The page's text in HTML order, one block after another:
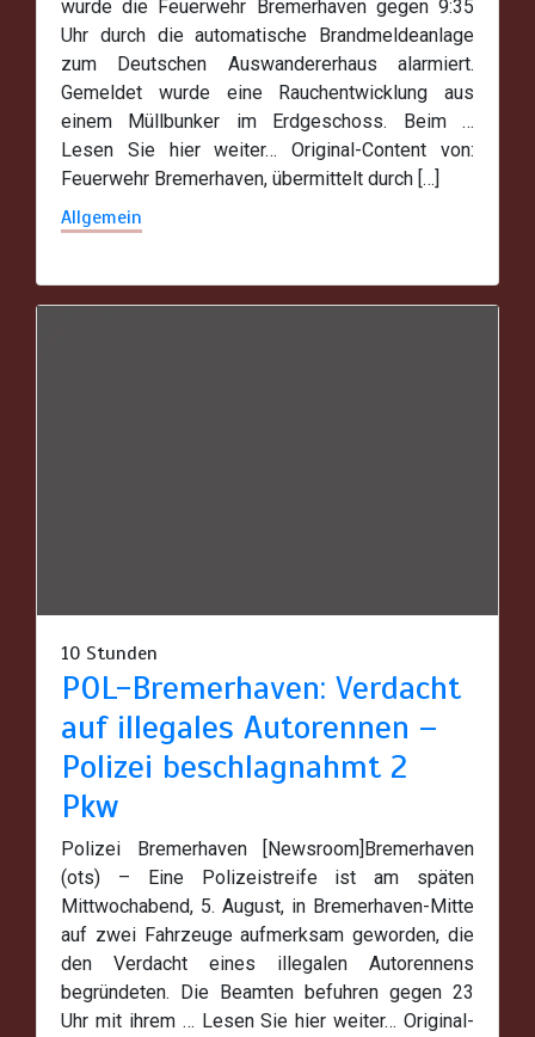
wurde die Feuerwehr Bremerhaven gegen 9:35
Uhr durch die automatische Brandmeldeanlage
zum Deutschen Auswandererhaus alarmiert.
Gemeldet wurde eine Rauchentwicklung aus
einem Müllbunker im Erdgeschoss. Beim …
Lesen Sie hier weiter… Original-Content von:
Feuerwehr Bremerhaven, übermittelt durch […]
Allgemein
10 Stunden
POL-Bremerhaven: Verdacht
auf illegales Autorennen –
Polizei beschlagnahmt 2
Pkw
Polizei Bremerhaven [Newsroom]Bremerhaven
(ots) – Eine Polizeistreife ist am späten
Mittwochabend, 5. August, in Bremerhaven-Mitte
auf zwei Fahrzeuge aufmerksam geworden, die
den Verdacht eines illegalen Autorennens
begründeten. Die Beamten befuhren gegen 23
Uhr mit ihrem … Lesen Sie hier weiter… Original-